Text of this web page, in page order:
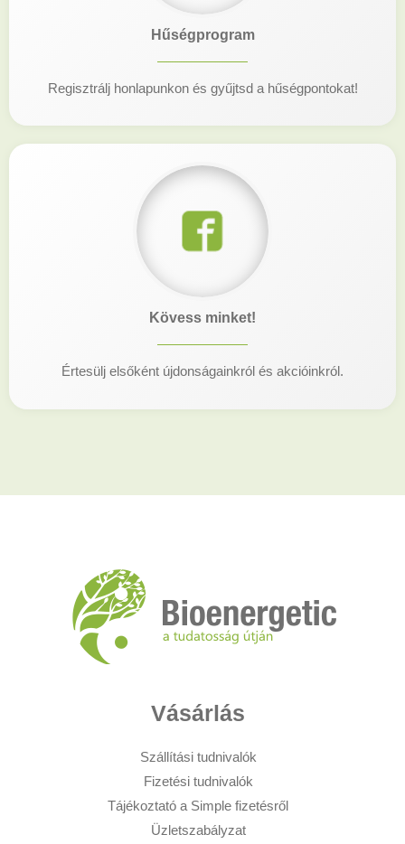
Hűségprogram
Regisztrálj honlapunkon és gyűjtsd a hűségpontokat!
Kövess minket!
Értesülj elsőként újdonságainkról és akcióinkról.
Vásárlás
Szállítási tudnivalók
Fizetési tudnivalók
Tájékoztató a Simple fizetésről
Üzletszabályzat